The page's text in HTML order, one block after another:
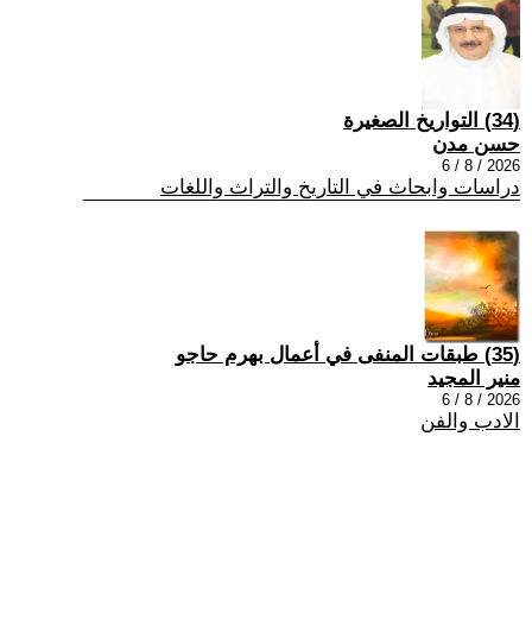
(34) التواريخ الصغيرة
حسن مدن
2026 / 8 / 6
دراسات وابحاث في التاريخ والتراث واللغات
(35) طبقات المنفى في أعمال بهرم حاجو
منير المجيد
2026 / 8 / 6
الادب والفن